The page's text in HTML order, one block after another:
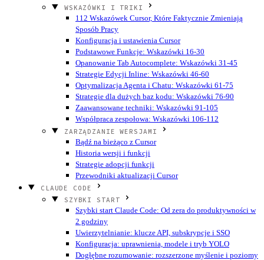
WSKAZÓWKI I TRIKI
112 Wskazówek Cursor, Które Faktycznie Zmieniają
Sposób Pracy
Konfiguracja i ustawienia Cursor
Podstawowe Funkcje: Wskazówki 16-30
Opanowanie Tab Autocomplete: Wskazówki 31-45
Strategie Edycji Inline: Wskazówki 46-60
Optymalizacja Agenta i Chatu: Wskazówki 61-75
Strategie dla dużych baz kodu: Wskazówki 76-90
Zaawansowane techniki: Wskazówki 91-105
Współpraca zespołowa: Wskazówki 106-112
ZARZĄDZANIE WERSJAMI
Bądź na bieżąco z Cursor
Historia wersji i funkcji
Strategie adopcji funkcji
Przewodniki aktualizacji Cursor
CLAUDE CODE
SZYBKI START
Szybki start Claude Code: Od zera do produktywności w
2 godziny
Uwierzytelnianie: klucze API, subskrypcje i SSO
Konfiguracja: uprawnienia, modele i tryb YOLO
Dogłębne rozumowanie: rozszerzone myślenie i poziomy